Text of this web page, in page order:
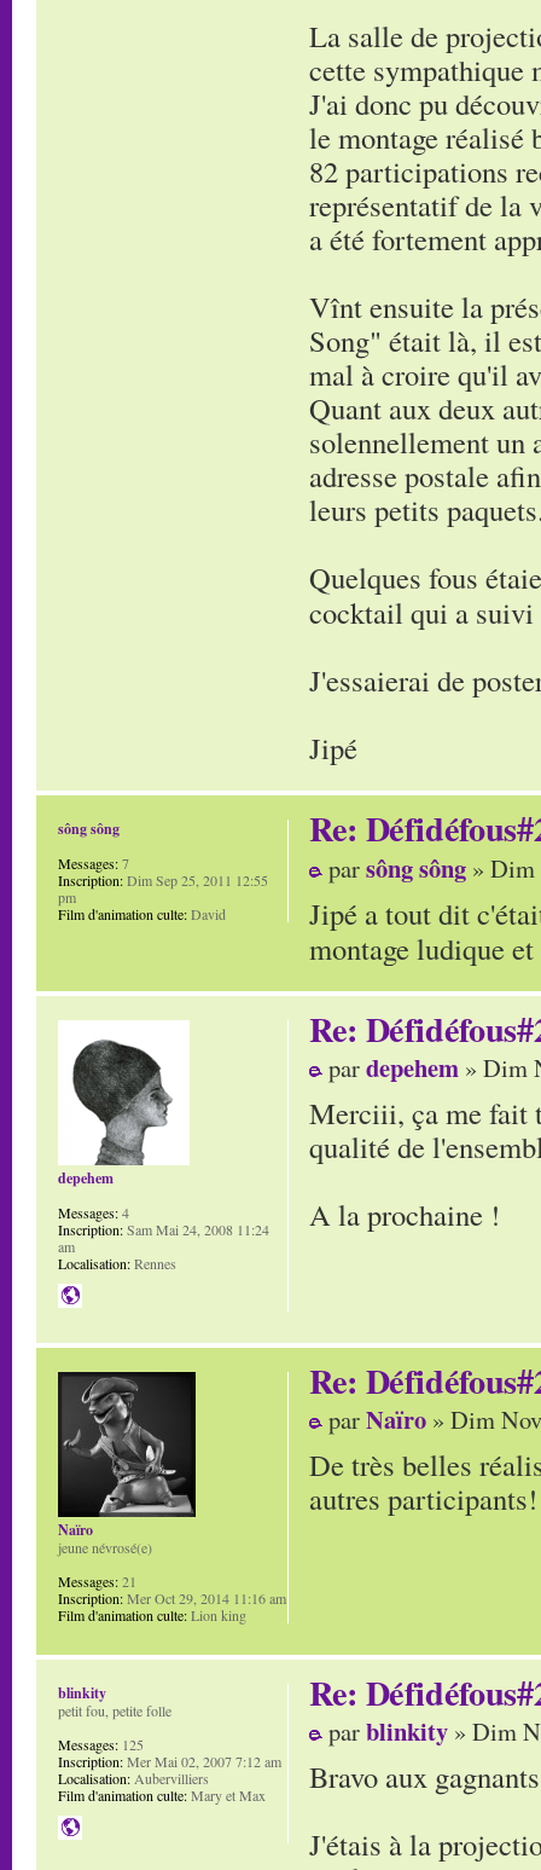
La salle de
cette sympathique
J'ai donc pu
le montage réalisé
82 participations
représentatif de la
a été fortement
Vînt ensuite la
Song" était là, il
mal à croire qu'il
Quant aux deux
solennellement un
adresse postale
leurs petits
Quelques fous
cocktail qui a suivi
J'essaierai de
Jipé
Re:
parsông sông » Dim
Jipé a tout dit
montage ludique
sông sông
Messages:7
Inscription:Dim Sep 25, 2011 12:55
pm
Film d'animation culte:David
Re:
pardepehem » Dim
Merciii, ça me fait
qualité de
A la prochaine !
depehem
Messages:4
Inscription:Sam Mai 24, 2008 11:24
am
Localisation:Rennes
Re:
parNaïro » Dim
De très belles
autres participants!
Naïro
jeune névrosé(e)
Messages:21
Inscription:Mer Oct 29, 2014 11:16 am
Film d'animation culte:Lion king
Re:
parblinkity » Dim
Bravo aux
J'étais à la
blinkity
petit fou, petite folle
Messages: 125
Inscription:Mer Mai 02, 2007 7:12 am
Localisation: Aubervilliers
Film d'animation culte:Mary et Max